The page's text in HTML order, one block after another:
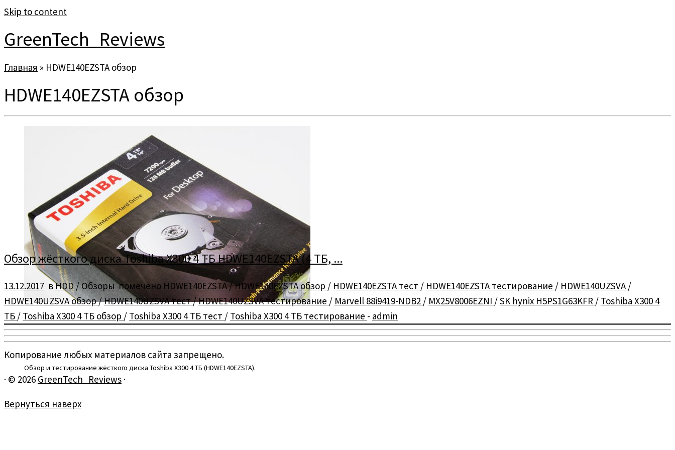
Skip to content
GreenTech_Reviews
Главная » HDWE140EZSTA обзор
HDWE140EZSTA обзор
Обзор и тестирование жёсткого диска Toshiba X300 4 ТБ (HDWE140EZSTA).
Обзор жёсткого диска Toshiba X300 4 ТБ HDWE140EZSTA (4 ТБ, ...
13.12.2017 вHDD/Обзорыпомечено HDWE140EZSTA/HDWE140EZSTA обзор / HDWE140EZSTA тест / HDWE140EZSTA тестирование / HDWE140UZSVA /
HDWE140UZSVA обзор/HDWE140UZSVA тест/HDWE140UZSVA тестирование / Marvell 88i9419-NDB2 / MX25V8006EZNI /SK hynix H5PS1G63KFR / Toshiba X300 4
ТБ / Toshiba X300 4 ТБ обзор / Toshiba X300 4 ТБ тест / Toshiba X300 4 ТБ тестирование - admin
Копирование любых материалов сайта запрещено.
· © 2026 GreenTech_Reviews ·
Вернуться наверх